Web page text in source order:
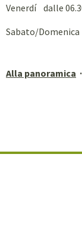
Venerdí dalle
Sabato/
Alla panoramica